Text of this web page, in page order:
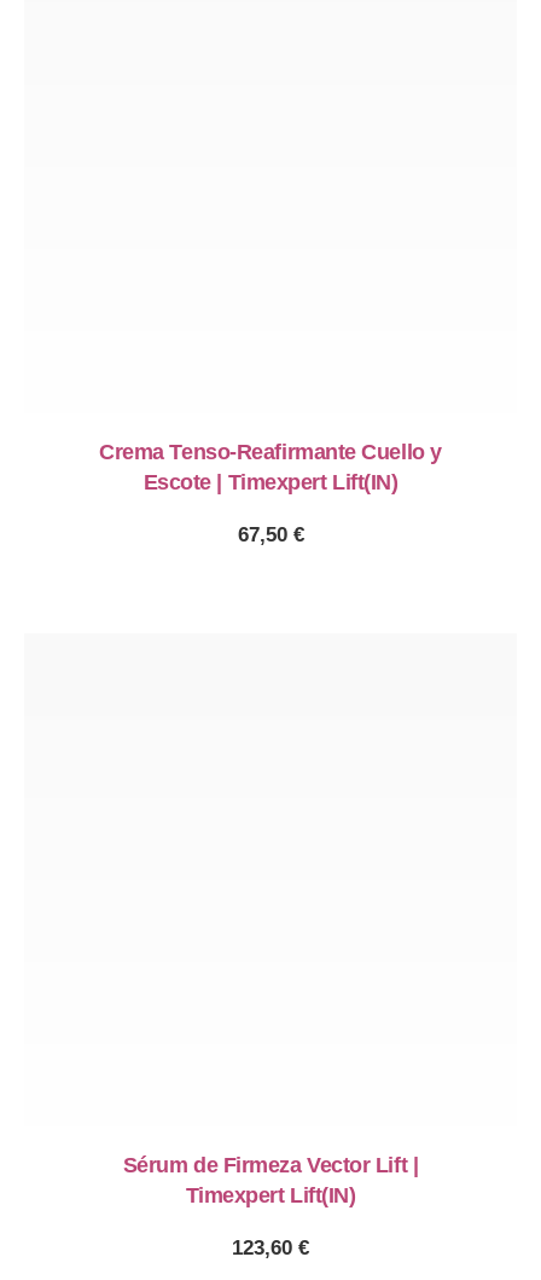
Crema Tenso-Reafirmante Cuello y
Escote | Timexpert Lift(IN)
67,50 €
Sérum de Firmeza Vector Lift |
Timexpert Lift(IN)
123,60 €